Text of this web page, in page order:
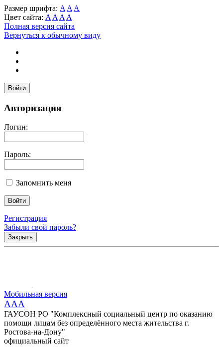
Размер шрифта: A A A
Цвет сайта: A A A A
Полная версия сайта
Вернуться к обычному виду
Войти
Авторизация
Логин:
Пароль:
Запомнить меня
Регистрация
Забыли свой пароль?
Закрыть
Мобильная версия
AAA
ГАУСОН РО "Комплексный социальный центр по оказанию
помощи лицам без определённого места жительства г.
Ростова-на-Дону"
официальный сайт